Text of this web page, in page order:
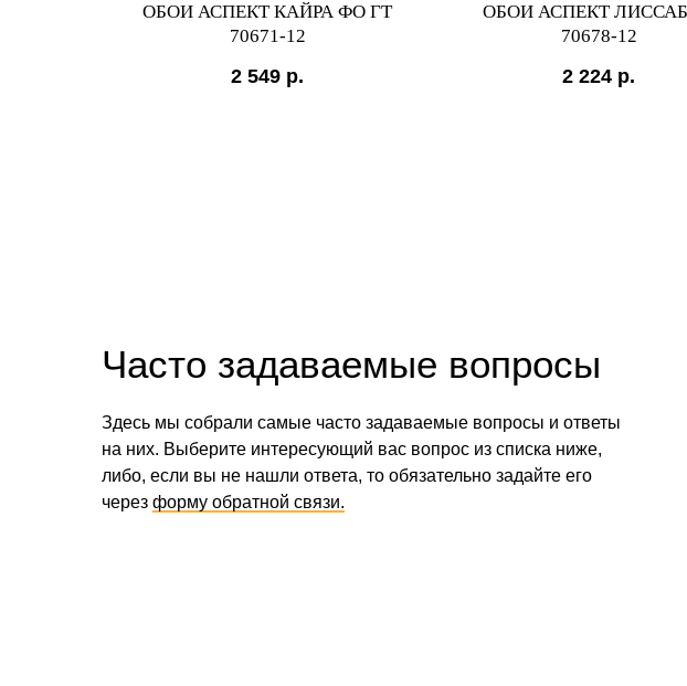
ОБОИ АСПЕКТ КАЙРА ФО ГТ
70671-12
2 549 р.
ОБОИ АСПЕКТ
70678-12
2 224 р.
Часто задаваемые вопросы
Здесь мы собрали самые часто задаваемые вопросы и ответы
на них. Выберите интересующий вас вопрос из списка ниже,
либо, если вы не нашли ответа, то обязательно задайте его
через форму обратной связи.